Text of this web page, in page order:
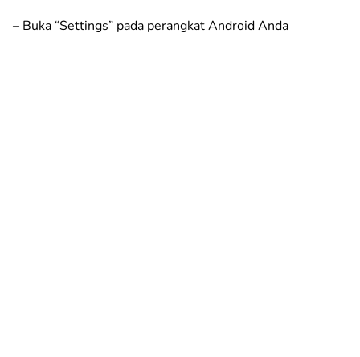
– Buka “Settings” pada perangkat Android Anda